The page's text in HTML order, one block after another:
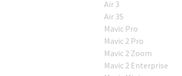
Air 3
Air 3S
Mavic Pro
Mavic 2 Pro
Mavic 2 Zoom
Mavic 2 Enterprise